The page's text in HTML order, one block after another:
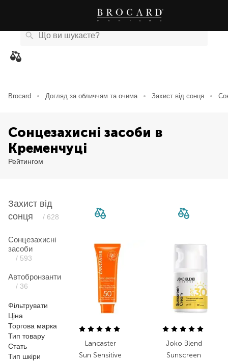
Brocard Догляд за обличчям та очима Захист від сонця
Сонцезахисні засоби в
Кременчуці
Рейтингом
Захист від
сонця
/ 628
Сонцезахисні
засоби
/ 593
Автобронзанти
/ 36
Фільтрувати
Ціна
Торгова марка
Тип товару
Стать
Тип шкіри
Lancaster
Sun Sensitive
Joko Blend
Sunscreen